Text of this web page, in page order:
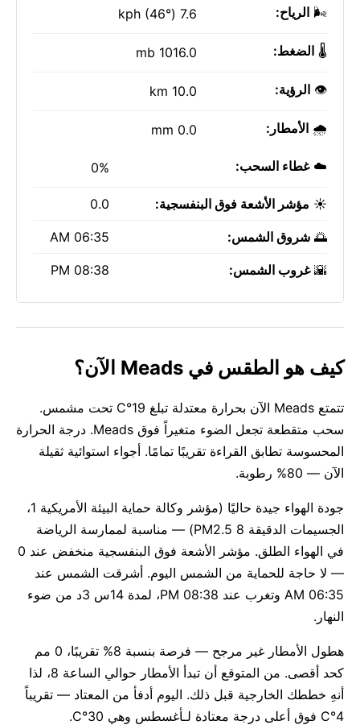
🌬️ الرياح: 7.6 kph (46°)
🌡️ الضغط: 1016.0 mb
👁️ الرؤية: 10.0 km
🌧️ الأمطار: 0.0 mm
☁️غطاء السحب: 0%
☀️ مؤشر الأشعة فوق البنفسجية: 0.0
🌅 شروق الشمس: 06:35 AM
🌇غروب الشمس: 08:38 PM
كيف هو الطقس في Meads الآن؟
تتمتع Meads الآن بحرارة معتدلة تبلغ 19°C تحت مشمس.
سحب متقطعة تجعل الضوء متغيراً فوق Meads. درجة الحرارة
المحسوسة تطابق القراءة تقريبًا تمامًا. أجواء استوائية ثقيلة
الآن — 80% رطوبة.
جودة الهواء جيدة حاليًا (مؤشر وكالة حماية البيئة الأمريكية 1،
الجسيمات الدقيقة PM2.5 8) — مناسبة لممارسة الرياضة
في الهواء الطلق. مؤشر الأشعة فوق البنفسجية منخفض عند 0
— لا حاجة للحماية من الشمس اليوم. أشرقت الشمس عند
06:35 AM وتغرب عند 08:38 PM، لمدة 14س 3د من ضوء
النهار.
هطول الأمطار غير مرجح — فرصة بنسبة 8% تقريبًا، 0 مم
كحد أقصى. من المتوقع أن تبدأ الأمطار حوالي الساعة 8، لذا
أنهِ خططك الخارجية قبل ذلك. اليوم أدفأ من المعتاد — تقريباً
4°C فوق أعلى درجة معتادة لـأغسطس وهي 30°C.